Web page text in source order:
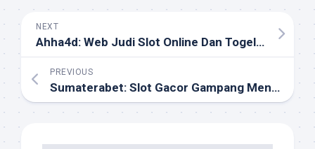
NEXT
Ahha4d: Web Judi Slot Online Dan Togel Singapura Via Pulsa
PREVIOUS
Sumaterabet: Slot Gacor Gampang Menang & Togel Resmi Deposit 10 Ribu